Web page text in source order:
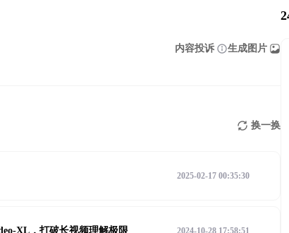
内容投诉 生成图片
换一换
2025-02-17 00:35:30
XL，打破长视频理解极限 2024-10-28 17:58:51